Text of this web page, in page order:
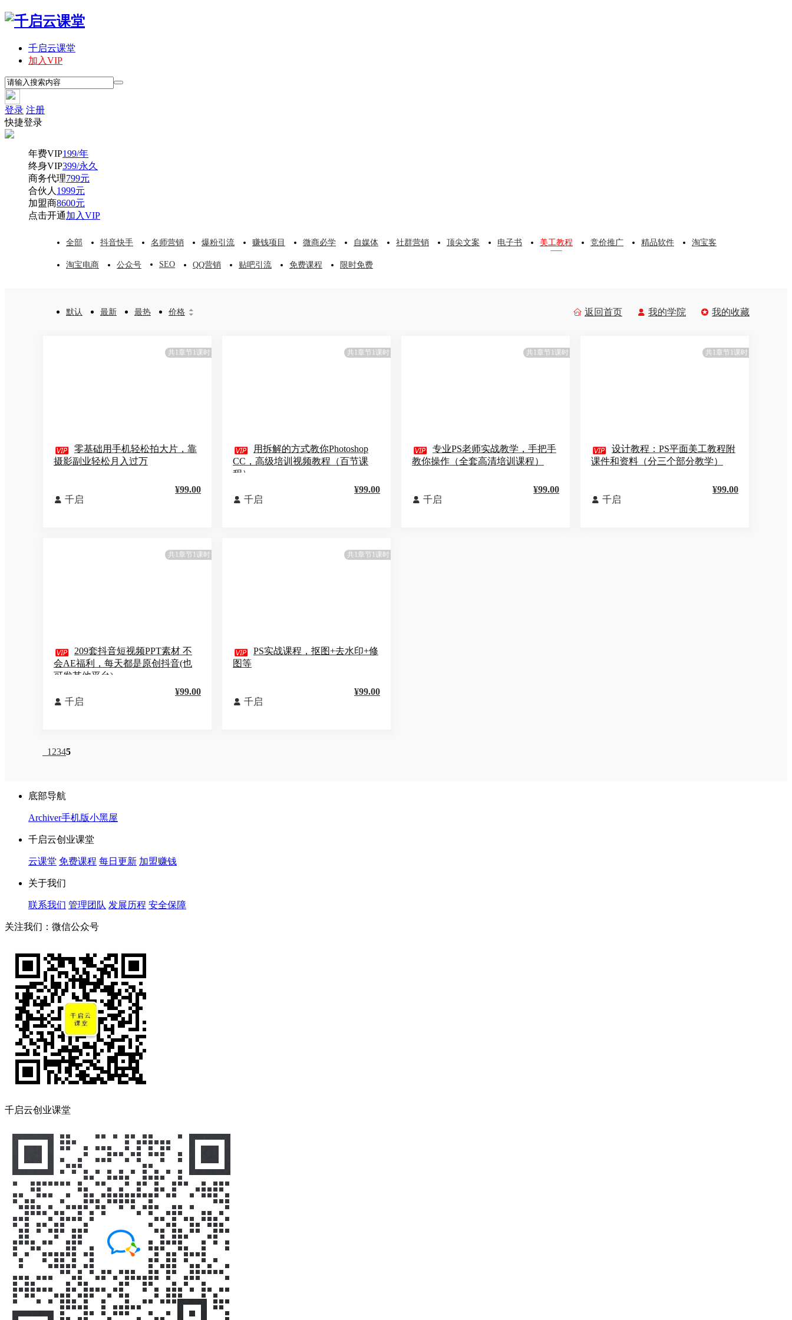
千启云课堂
加入VIP
登录 注册
快捷登录
年费VIP199/年
终身VIP399/永久
商务代理799元
合伙人 1999元
加盟商8600元
点击开通加入VIP
全部 抖音快手 名师营销 爆粉引流 赚钱项目 微商必学 自媒体 社群营销 顶尖文案 电子书 美工教程 竞价推广 精品软件 淘宝客
淘宝电商 公众号 SEO QQ营销 贴吧引流 免费课程 限时免费
 返回首页  我的学院  我的收藏
默认 最新 最热 价格 

共1章节1课时
 零基础用手机轻松拍大片，靠
摄影副业轻松月入过万
 千启
¥99.00
共1章节1课时

用拆解的方式教你Photoshop
CC，高级培训视频教程（百节课
程）
 千启
¥99.00
共1章节1课时
 专业PS老师实战教学，手把手
教你操作（全套高清培训课程）
 千启
¥99.00
共1章节1课时
 设计教程：PS平面美工教程附
课件和资料（分三个部分教学）
 千启
¥99.00
共1章节1课时
 209套抖音短视频PPT素材 不
会AE福利，每天都是原创抖音(也
可发其他平台)
 千启
¥99.00
共1章节1课时
 PS实战课程，抠图+去水印+修
图等
 千启
¥99.00
1 2345
底部导航
Archiver手机版小黑屋
千启云创业课堂
云课堂 免费课程 每日更新 加盟赚钱
关于我们
联系我们 管理团队 发展历程 安全保障
关注我们：微信公众号
千启云创业课堂